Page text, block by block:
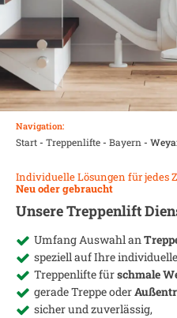
Navigation:
Start- Treppenlifte- Bayern -
Individuelle Lösungen für jedes
Neu oder gebraucht
Unsere Treppenlift
Umfang Auswahl an
speziell auf Ihre
Treppenlifte fürschmale
gerade Treppe oder
sicher und zuverlässig,